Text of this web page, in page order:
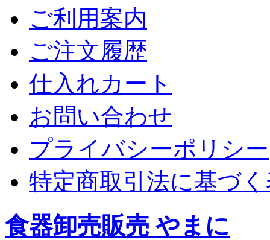
ご利用案内
ご注文履歴
仕入れカート
お問い合わせ
プライバシーポリシー
特定商取引法に基づ
食器卸売販売 やまに